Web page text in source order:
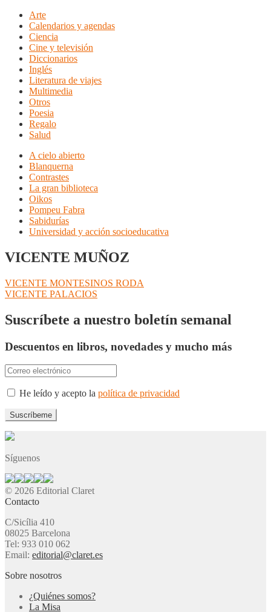
Arte
Calendarios y agendas
Ciencia
Cine y televisión
Diccionarios
Inglés
Literatura de viajes
Multimedia
Otros
Poesia
Regalo
Salud
A cielo abierto
Blanquerna
Contrastes
La gran biblioteca
Oikos
Pompeu Fabra
Sabidurías
Universidad y acción socioeducativa
VICENTE MUÑOZ
Navegación
de
entradas
Anterior:
VICENTE MONTESINOS RODA
Siguiente:
VICENTE PALACIOS
Suscríbete a nuestro boletín semanal
Descuentos en libros, novedades y mucho más
He leído y acepto la política de privacidad
Síguenos
© 2026 Editorial Claret
Contacto
C/Sicília 410
08025 Barcelona
Tel: 933 010 062
Email: editorial@claret.es
Sobre nosotros
¿Quiénes somos?
La Misa